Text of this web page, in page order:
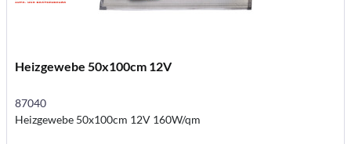
Heizgewebe 50x100cm 12V
87040
Heizgewebe 50x100cm 12V 160W/qm